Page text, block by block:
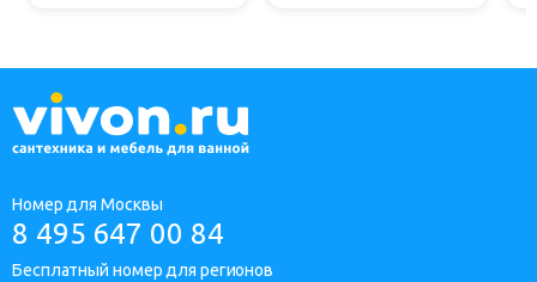
Номер для Москвы
8 495 647 00 84
Бесплатный номер для регионов